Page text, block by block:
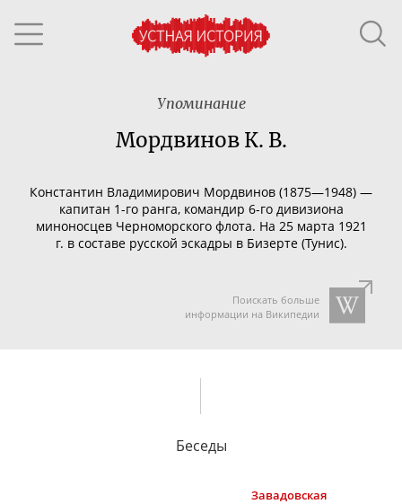
Упоминание
Мордвинов К. В.
Константин Владимирович Мордвинов (1875—1948) —
капитан 1-горанга, командир 6-годивизиона
миноносцев Черноморского флота. На 25 марта 1921
г. в составе русской эскадры в Бизерте (Тунис).
Поискать больше
информации на Википедии
Беседы
Завадовская